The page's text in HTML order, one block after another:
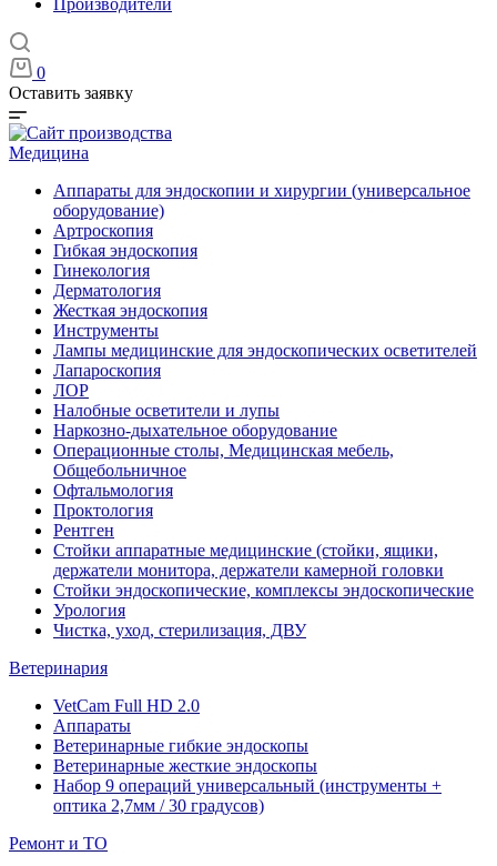
Производители
0
Оставить заявку
Медицина
Аппараты для эндоскопии и хирургии (универсальное
оборудование)
Артроскопия
Гибкая эндоскопия
Гинекология
Дерматология
Жесткая эндоскопия
Инструменты
Лампы медицинские для эндоскопических осветителей
Лапароскопия
ЛОР
Налобные осветители и лупы
Наркозно-дыхательное оборудование
Операционные столы, Медицинская мебель,
Общебольничное
Офтальмология
Проктология
Рентген
Стойки аппаратные медицинские (стойки, ящики,
держатели монитора, держатели камерной головки
Стойки эндоскопические, комплексы эндоскопические
Урология
Чистка, уход, стерилизация, ДВУ
Ветеринария
VetCam Full HD 2.0
Аппараты
Ветеринарные гибкие эндоскопы
Ветеринарные жесткие эндоскопы
Набор 9 операций универсальный (инструменты +
оптика 2,7мм / 30 градусов)
Ремонт и ТО